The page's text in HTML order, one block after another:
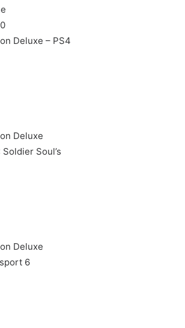
Deluxe – PS4
Deluxe
Soul’s
Deluxe
6